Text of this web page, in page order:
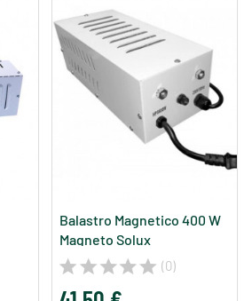
Balastro Magnetico 400 W
Magneto Solux
(0)